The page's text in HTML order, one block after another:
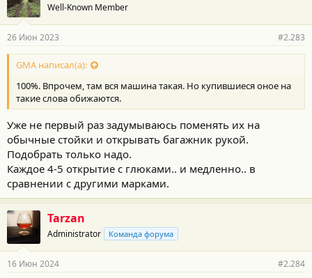
Well-Known Member
26 Июн 2023 #2.283
GMA написал(а):
100%. Впрочем, там вся машина такая. Но купившиеся оное на
такие слова обижаются.
Уже не первый раз задумываюсь поменять их на
обычные стойки и открывать багажник рукой.
Подобрать только надо.
Каждое 4-5 открытие с глюками.. и медленно.. в
сравнении с другими марками.
Tarzan
Administrator Команда форума
16 Июн 2024 #2.284